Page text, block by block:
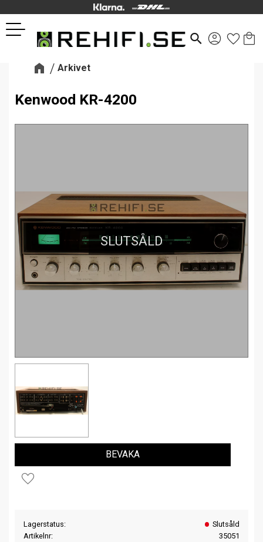
Meny
search
Arkivet
Kenwood KR-4200
SLUTSÅLD
Lägg till i favoriter
BEVAKA
Lagerstatus
Slutsåld
Artikelnr
35051